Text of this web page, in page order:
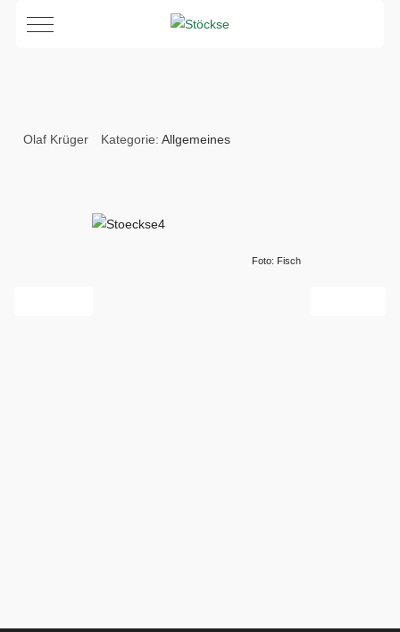
Mobile Menu Toggle
Olaf Krüger Kategorie:Allgemeines
Foto: Fisch